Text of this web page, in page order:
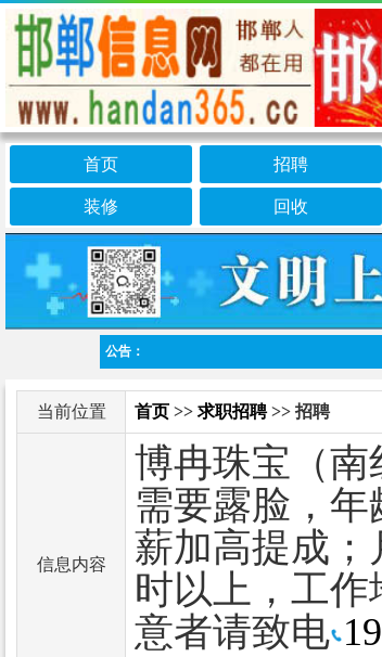
首页 招聘
装修 回收
公告：
当前位置 首页 >> 求职招聘>> 招聘
信息内容
博冉珠宝（南
需要露脸，年
薪加高提成
时以上，工
意者请致电